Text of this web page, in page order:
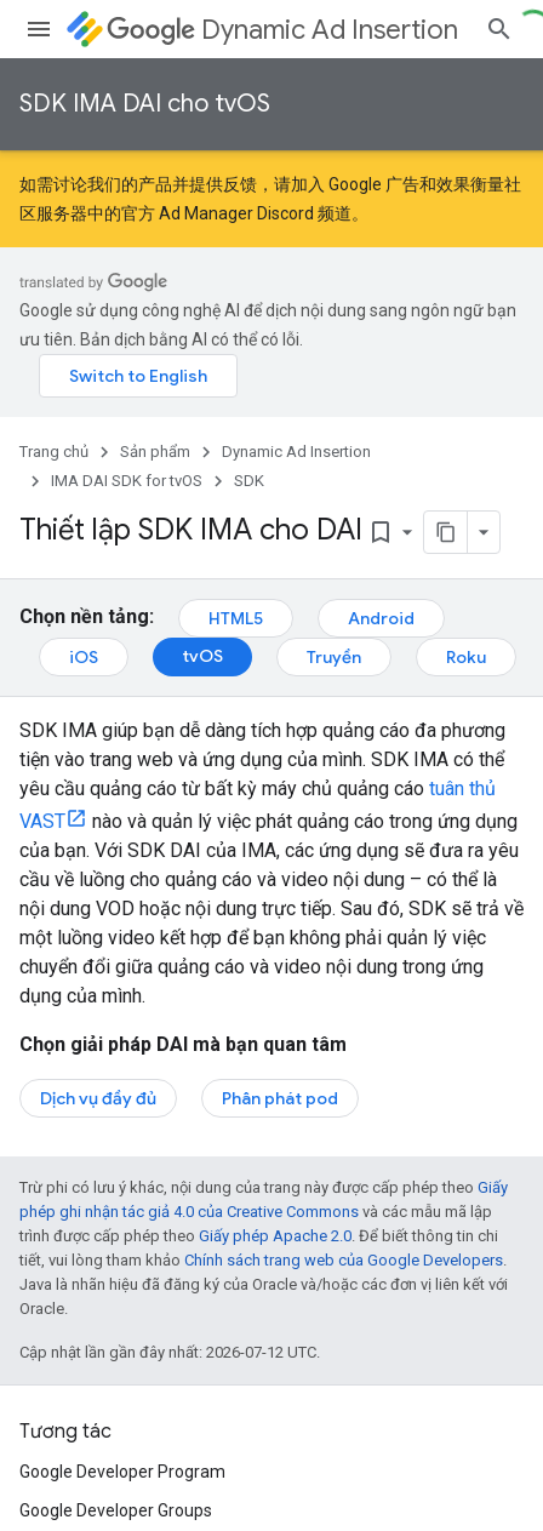
Dynamic Ad Insertion
SDK IMA DAI cho tvOS
如需讨论我们的产品并提供反馈，请加入 Google 广告和效果衡量社
区服务器中的官方 Ad Manager Discord 频道。
Google sử dụng công nghệ AI để dịch nội dung sang ngôn ngữ bạn
ưu tiên. Bản dịch bằng AI có thể có lỗi.
Trang chủ Sản phẩm
Dynamic Ad Insertion
IMA DAI SDK for tvOS
SDK
Thiết lập SDK IMA cho DAI bookmark_border
Chọn nền tảng: HTML5
Android
iOS
tvOS Truyền Roku
SDK IMA giúp bạn dễ dàng tích hợp quảng cáo đa phương
tiện vào trang web và ứng dụng của mình. SDK IMA có thể
yêu cầu quảng cáo từ bất kỳ máy chủ quảng cáo tuân thủ
VAST
nào và quản lý việc phát quảng cáo trong ứng dụng
của bạn. Với SDK DAI của IMA, các ứng dụng sẽ đưa ra yêu
cầu về luồng cho quảng cáo và video nội dung – có thể là
nội dung VOD hoặc nội dung trực tiếp. Sau đó, SDK sẽ trả về
một luồng video kết hợp để bạn không phải quản lý việc
chuyển đổi giữa quảng cáo và video nội dung trong ứng
dụng của mình.
Chọn giải pháp DAI mà bạn quan tâm
Dịch vụ đầy đủ Phân phát pod
Trừ phi có lưu ý khác, nội dung của trang này được cấp phép theo Giấy
phép ghi nhận tác giả 4.0 của Creative Commons và các mẫu mã lập
trình được cấp phép theo Giấy phép Apache 2.0. Để biết thông tin chi
tiết, vui lòng tham khảo Chính sách trang web của Google Developers.
Java là nhãn hiệu đã đăng ký của Oracle và/hoặc các đơn vị liên kết với
Oracle.
Cập nhật lần gần đây nhất: 2026-07-12 UTC.
Tương tác
Google Developer Program
Google Developer Groups